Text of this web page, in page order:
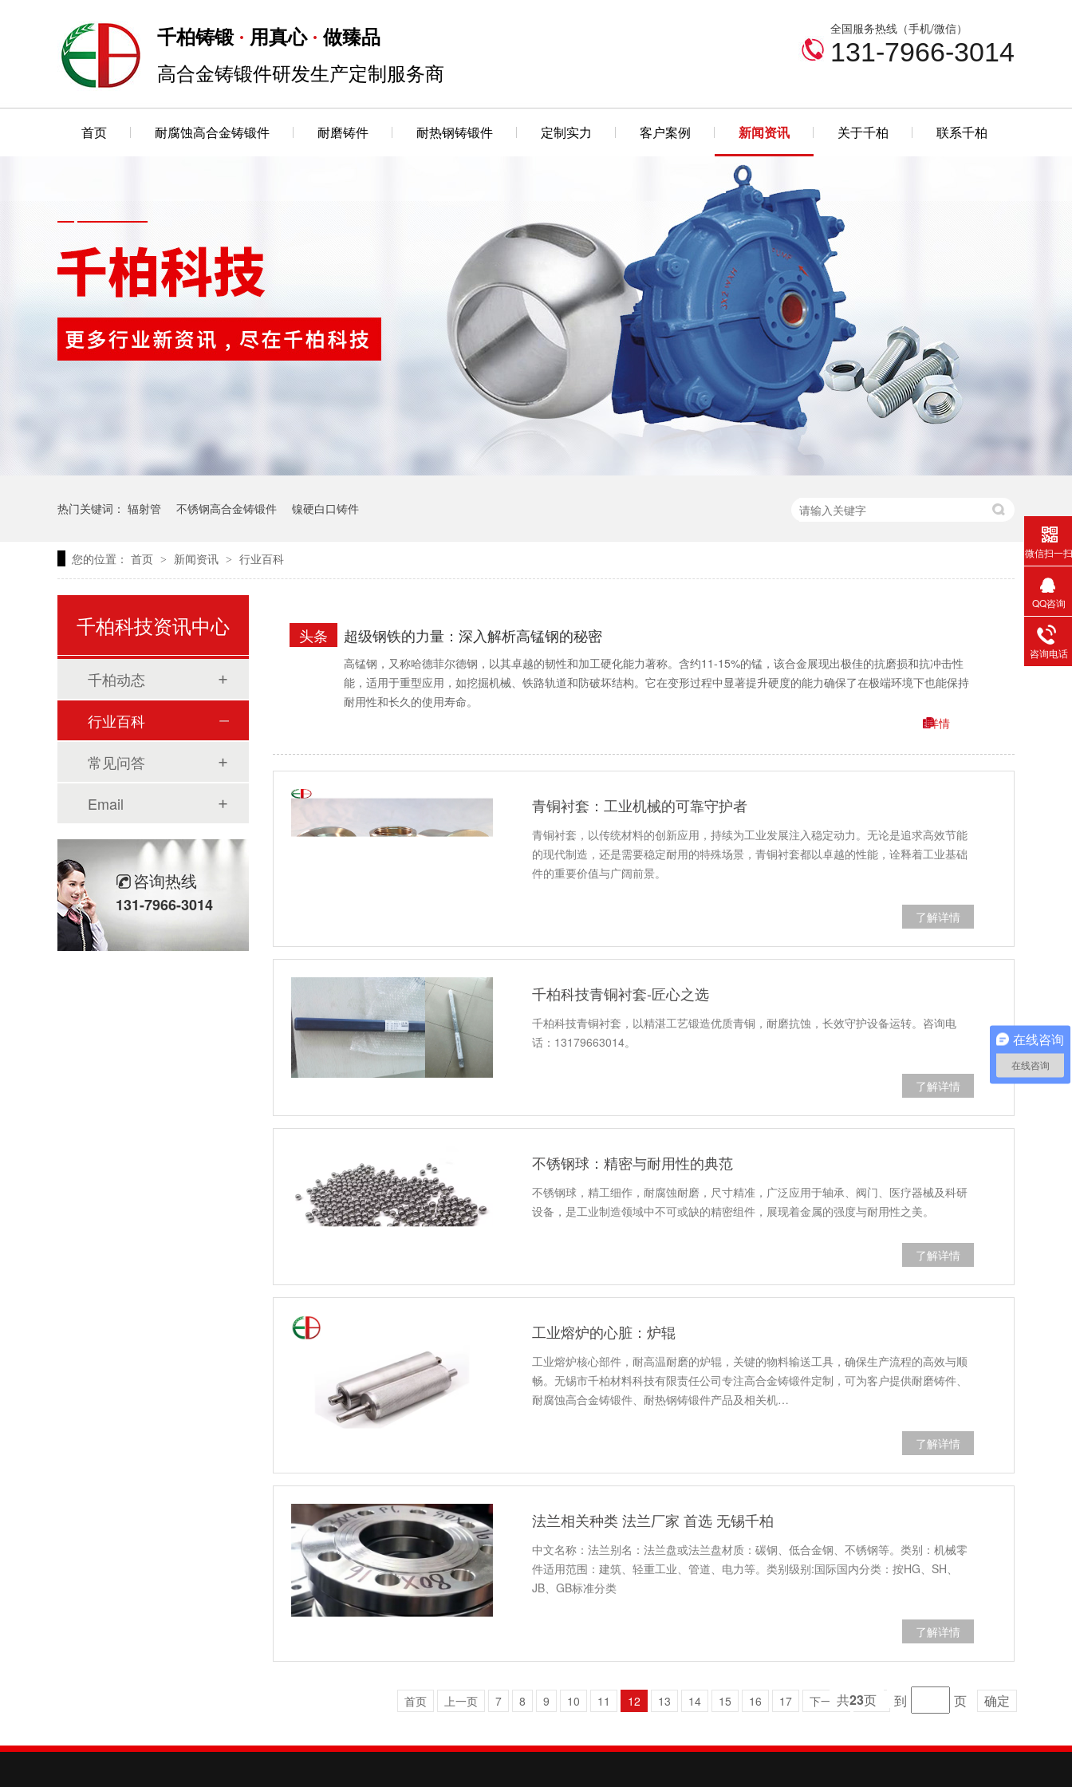
千柏铸锻· 用真心·做臻品
高合金铸锻件研发生产定制服务商
全国服务热线（手机/微信）
131-7966-3014
首页 耐腐蚀高合金铸锻件 耐磨铸件 耐热钢铸锻件 定制实力 客户案例 新闻资讯 关于千柏 联系千柏
热门关键词： 辐射管 不锈钢高合金铸锻件 镍硬白口铸件
您的位置： 首页 > 新闻资讯 > 行业百科
超级钢铁的力量：深入解析高锰钢的秘密
头条
高锰钢，又称哈德菲尔德钢，以其卓越的韧性和加工硬化能力著称。含约11-15%的锰，该合金展现出极佳的抗磨损和抗冲击性
能，适用于重型应用，如挖掘机械、铁路轨道和防破坏结构。它在变形过程中显著提升硬度的能力确保了在极端环境下也能保持
耐用性和长久的使用寿命。
详情
青铜衬套：工业机械的可靠守护者
青铜衬套，以传统材料的创新应用，持续为工业发展注入稳定动力。无论是追求高效节能
的现代制造，还是需要稳定耐用的特殊场景，青铜衬套都以卓越的性能，诠释着工业基础
件的重要价值与广阔前景。
了解详情
千柏科技青铜衬套-匠心之选
千柏科技青铜衬套，以精湛工艺锻造优质青铜，耐磨抗蚀，长效守护设备运转。咨询电
话：13179663014。
了解详情
不锈钢球：精密与耐用性的典范
不锈钢球，精工细作，耐腐蚀耐磨，尺寸精准，广泛应用于轴承、阀门、医疗器械及科研
设备，是工业制造领域中不可或缺的精密组件，展现着金属的强度与耐用性之美。
了解详情
工业熔炉的心脏：炉辊
工业熔炉核心部件，耐高温耐磨的炉辊，关键的物料输送工具，确保生产流程的高效与顺
畅。无锡市千柏材料科技有限责任公司专注高合金铸锻件定制，可为客户提供耐磨铸件、
耐腐蚀高合金铸锻件、耐热钢铸锻件产品及相关机…
了解详情
法兰相关种类 法兰厂家 首选 无锡千柏
中文名称：法兰别名：法兰盘或法兰盘材质：碳钢、低合金钢、不锈钢等。类别：机械零
件适用范围：建筑、轻重工业、管道、电力等。类别级别:国际国内分类：按HG、SH、
JB、GB标准分类
了解详情
首页 上一页 7 8 9 10 11 12 13 14 15 16 17 下一页 末页
共23页 到 页 确定
千柏科技资讯中心
千柏动态
行业百科
常见问答
Email
咨询热线
131-7966-3014
微信扫一扫
QQ咨询
咨询电话
在线咨询
在线咨询